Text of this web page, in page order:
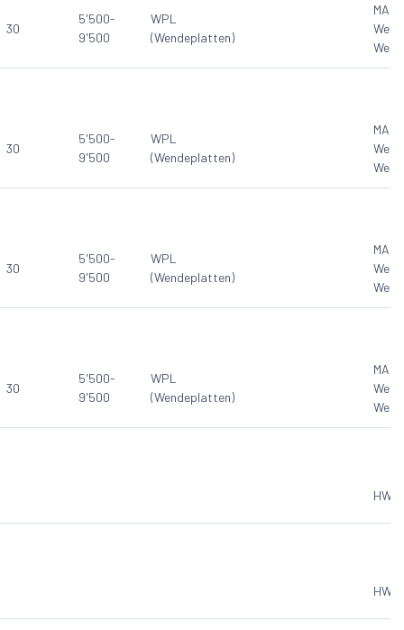
30
5'500-
9'500
WPL
(Wendeplatten)
MAN
30
5'500-
9'500
WPL
(Wendeplatten)
MAN
30
5'500-
9'500
WPL
(Wendeplatten)
MAN
30
5'500-
9'500
WPL
(Wendeplatten)
MAN
HW
HW